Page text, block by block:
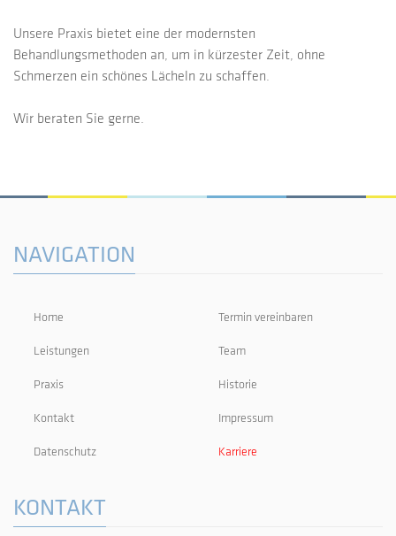
Unsere Praxis bietet eine der modernsten
Behandlungsmethoden an, um in kürzester Zeit, ohne
Schmerzen ein schönes Lächeln zu schaffen.
Wir beraten Sie gerne.
NAVIGATION
Home Termin vereinbaren
Leistungen Team
Praxis Historie
Kontakt Impressum
Datenschutz Karriere
KONTAKT